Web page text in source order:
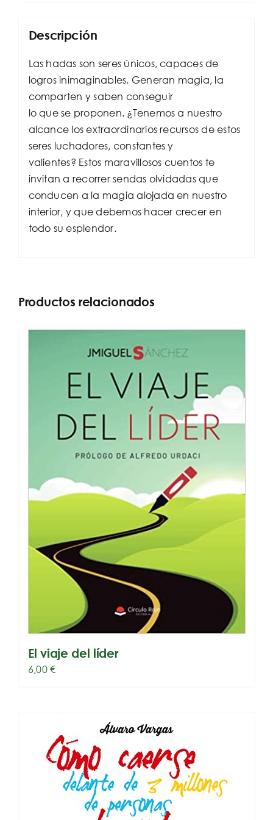
Descripción
Las hadas son seres únicos, capaces de
logros inimaginables. Generan magia, la
comparten y saben conseguir
lo que se proponen. ¿Tenemos a nuestro
alcance los extraordinarios recursos de estos
seres luchadores, constantes y
valientes? Estos maravillosos cuentos te
invitan a recorrer sendas olvidadas que
conducen a la magia alojada en nuestro
interior, y que debemos hacer crecer en
todo su esplendor.
Productos relacionados
El viaje del líder
6,00€